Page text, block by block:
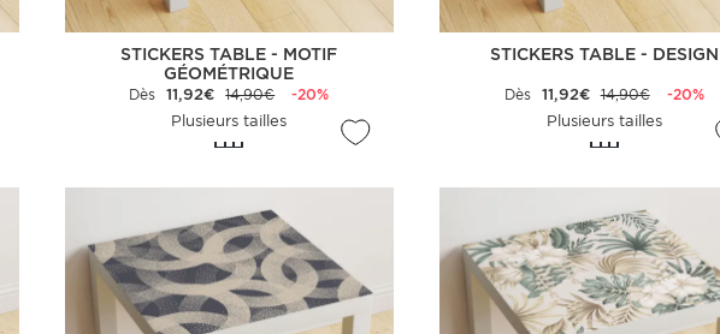
STICKERS TABLE - MOTIF
GÉOMÉTRIQUE
Dès 11,92€ 14,90€
-20%
Plusieurs tailles
STICKERS TABLE - DESIGN
Dès 11,92€ 14,90€
-20%
Plusieurs tailles